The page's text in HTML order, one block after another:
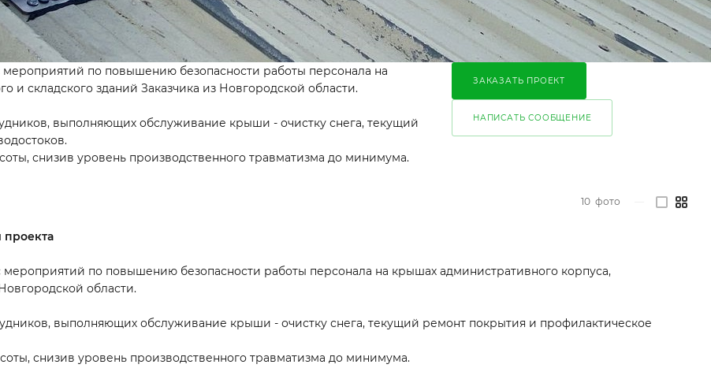
по повышению безопасности работы персонала на
и складского зданий Заказчика из Новгородской области.
выполняющих обслуживание крыши - очистку снега, текущий
снизив уровень производственного травматизма до минимума.
ЗАКАЗАТЬ ПРОЕКТ
НАПИСАТЬ СООБЩЕНИЕ
по повышению безопасности работы персонала на крышах административного корпуса,
области.
выполняющих обслуживание крыши - очистку снега, текущий ремонт покрытия и профилактическое
снизив уровень производственного травматизма до минимума.
10 фото